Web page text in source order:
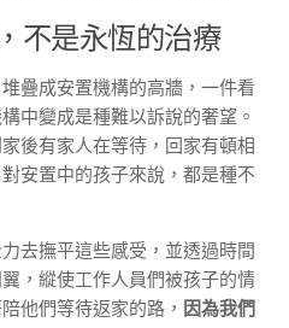
不是永恆的治療
疊成安置機構的高牆，一件看
中變成是種難以訴說的奢望。
後有家人在等待，回家有頓相
安置中的孩子來說，都是種不
去撫平這些感受，並透過時間
，縱使工作人員們被孩子的情
他們等待返家的路， 因為我們